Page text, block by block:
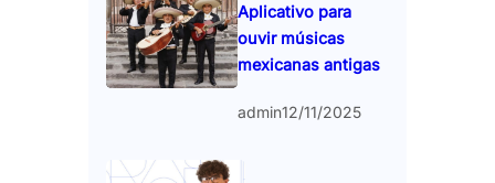
Aplicativo para
ouvir músicas
mexicanas antigas
admin12/11/2025